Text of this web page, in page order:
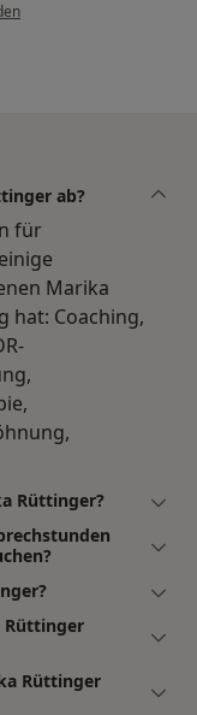
ab?
für
Marika
hat: Coaching,
Rüttinger?
Rüttinger
Rüttinger